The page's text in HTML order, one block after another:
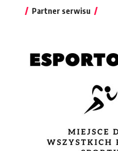
Partner serwisu